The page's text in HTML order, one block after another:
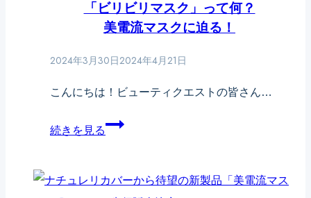
「ビリビリマスク」って何？
美電流マスクに迫る！
2024年3月30日2024年4月21日
こんにちは！ビューティクエストの皆さん…
続きを見る「ビ